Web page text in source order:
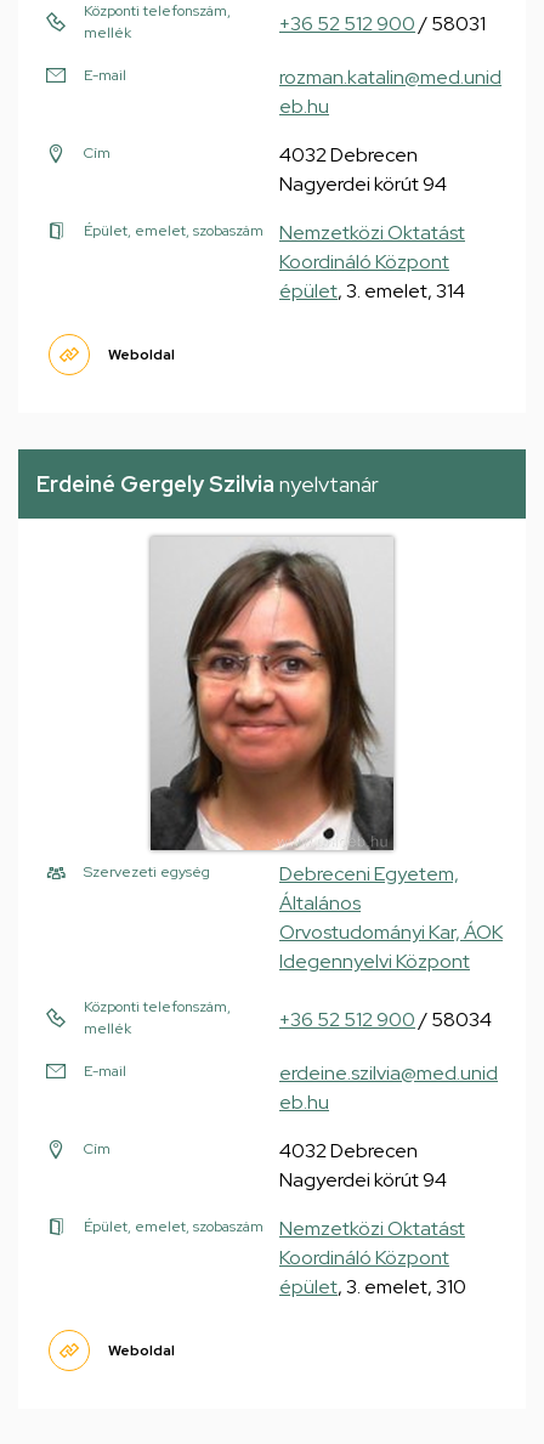
Központi telefonszám,
mellék
+36 52 512 900/ 58031
E-mail
rozman.katalin@med.unid
eb.hu
Cím
4032 Debrecen
Nagyerdei körút 94
Épület, emelet, szobaszám
Nemzetközi Oktatást
Koordináló Központ
épület, 3. emelet, 314
Weboldal
Erdeiné Gergely Szilvia nyelvtanár
Szervezeti egység
Debreceni Egyetem,
Általános
Orvostudományi Kar, ÁOK
Idegennyelvi Központ
Központi telefonszám,
mellék
+36 52 512 900/ 58034
E-mail
erdeine.szilvia@med.unid
eb.hu
Cím
4032 Debrecen
Nagyerdei körút 94
Épület, emelet, szobaszám
Nemzetközi Oktatást
Koordináló Központ
épület, 3. emelet, 310
Weboldal